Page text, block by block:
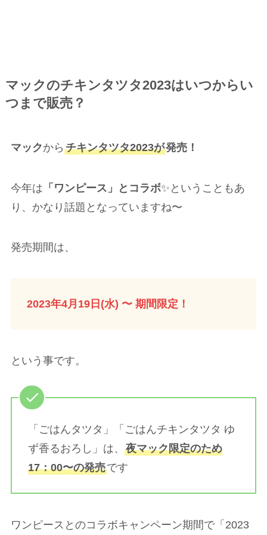
マックのチキンタツタ2023はいつからい
つまで販売？
マックから チキンタツタ2023が発売！
今年は 「ワンピース」とコラボ✨ということもあ
り、かなり話題となっていますね〜
発売期間は、
2023年4月19日(水) 〜 期間限定！
という事です。
「ごはんタツタ」「ごはんチキンタツタ ゆ
ず香るおろし」は、 夜マック限定のため
17：00〜の発売です
ワンピースとのコラボキャンペーン期間で「2023